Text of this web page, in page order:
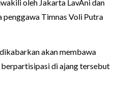
oleh Jakarta LavAni dan
Timnas Voli Putra
akan membawa
di ajang tersebut